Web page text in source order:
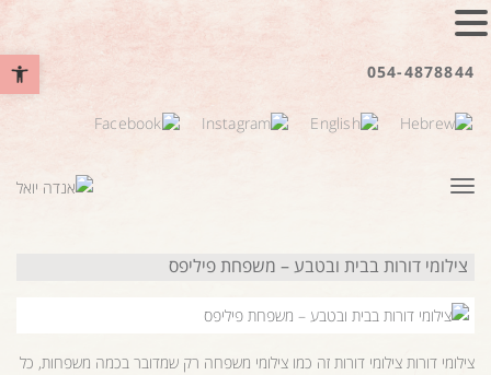
פתח סרגל 054-4878844
תפריט
צילומי דורות בבית ובטבע – משפחת פיליפס
צילומי דורות צילומי דורות זה כמו צילומי משפחה רק שמדובר בכמה משפחות, כל